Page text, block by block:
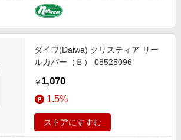
ダイワ(Daiwa) クリスティア リー
ルカバー（Ｂ） 08525096
￥ 1,070
1.5%
ストアにすすむ